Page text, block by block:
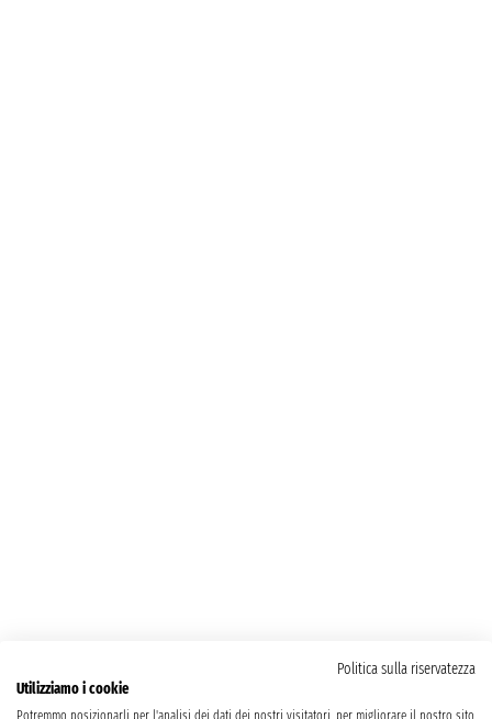
Politica sulla riservatezza
Utilizziamo i cookie
Potremmo posizionarli per l'analisi dei dati dei nostri visitatori, per migliorare il nostro sito